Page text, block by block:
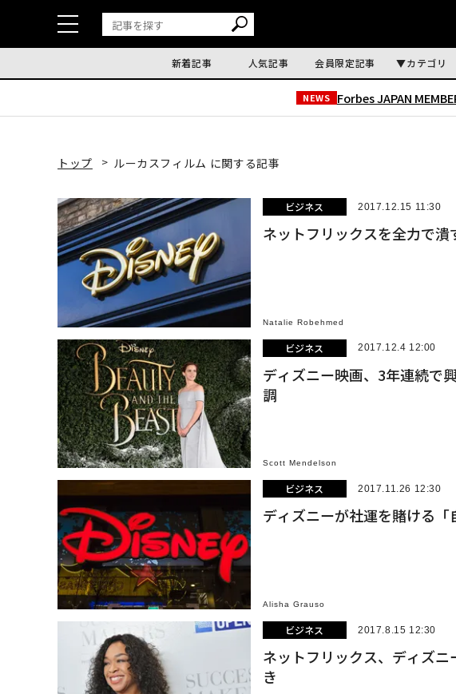
新着記事 人気記事 会員限定記事 カテゴリ
NEWS Forbes JAPAN
トップ ルーカスフィルム に関する記事
ビジネス 2017.12.15 11:30
ネットフリックスを全力で
Natalie Robehmed
ビジネス 2017.12.4 12:00
ディズニー映画、3年連続
調
Scott Mendelson
ビジネス 2017.11.26 12:30
ディズニーが社運を賭ける
Alisha Grauso
ビジネス 2017.8.15 12:30
ネットフリックス、ディズ
き